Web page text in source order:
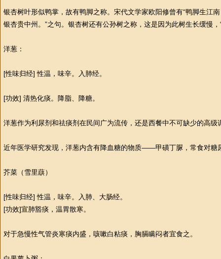
银杏树叶形似鸭掌，故有鸭脚之称。宋代文学家欧阳修曾有“鸭脚生江
银杏贵中州。”之句。银杏树还有公孙树之称，这是因为此树生长缓慢
洋葱：
[性味归经]性温，味辛。入肺经。
[功效] 清热化痰。降脂、降糖。
洋葱作为利尿剂和祛痰剂在民间广为流传，还是西餐中不可缺少的高级
近年医学研究发现，洋葱内含有降血糖的物质——甲磺丁脲，常食对糖
芥菜（雪里蕻）
[性味归经]性温，味辛。入肺、大肠经。
[功效]宣肺豁痰，温胃散寒。
对于急慢性气管炎寒痰内盛，咳嗽白粘痰，胸膈瞒闷者宜食之。